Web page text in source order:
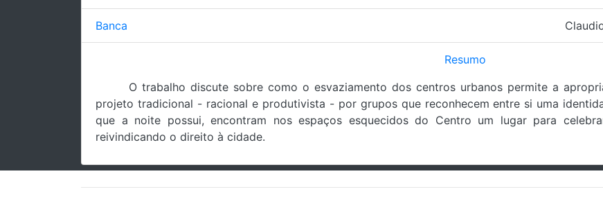
Banca
Resumo
O trabalho discute sobre como o esvaziamento dos centros urbanos permite a
projeto tradicional - racional e produtivista - por grupos que reconhecem entre si uma
que a noite possui, encontram nos espaços esquecidos do Centro um lugar para
reivindicando o direito à cidade.